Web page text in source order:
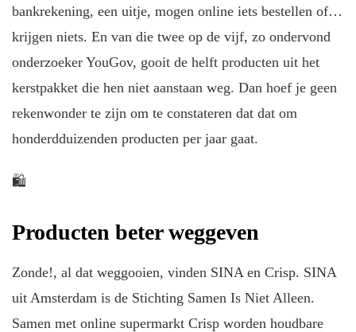
bankrekening, een uitje, mogen online iets bestellen of…
krijgen niets. En van die twee op de vijf, zo ondervond
onderzoeker YouGov, gooit de helft producten uit het
kerstpakket die hen niet aanstaan weg. Dan hoef je geen
rekenwonder te zijn om te constateren dat dat om
honderdduizenden producten per jaar gaat.
🛍️
Producten beter weggeven
Zonde!, al dat weggooien, vinden SINA en Crisp. SINA
uit Amsterdam is de Stichting Samen Is Niet Alleen.
Samen met online supermarkt Crisp worden houdbare